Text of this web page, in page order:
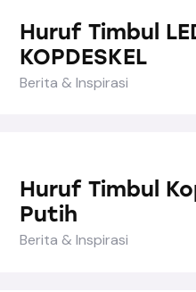
Huruf Timbul
KOPDESKEL
Berita & Inspirasi
Huruf Timbul
Putih
Berita & Inspirasi